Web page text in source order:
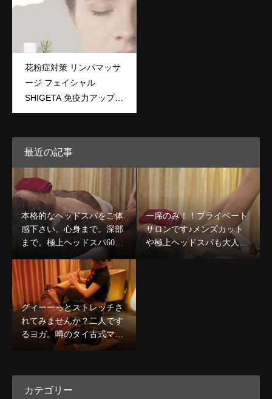
花粉症対策 リンパマッサ
ージ フェイシャル
SHIGETA 免疫力アップ
代謝アップ
最近の記事
本格的なヘッドスパをご体
感下さい。心身まで。深部
まで。極上ヘッドスパ60分
コース￥8,980〜デコルテケ
ア込のコースも人気★
一席のみ！！プライベート
サロンです♪メンズカット
や極上ヘッドスパも大人気
グィーーっとストレッチさ
れてみませんか？二人です
るヨガ。噂のタイ古式マッ
サージで心身ほぐしましょ
カテゴリー